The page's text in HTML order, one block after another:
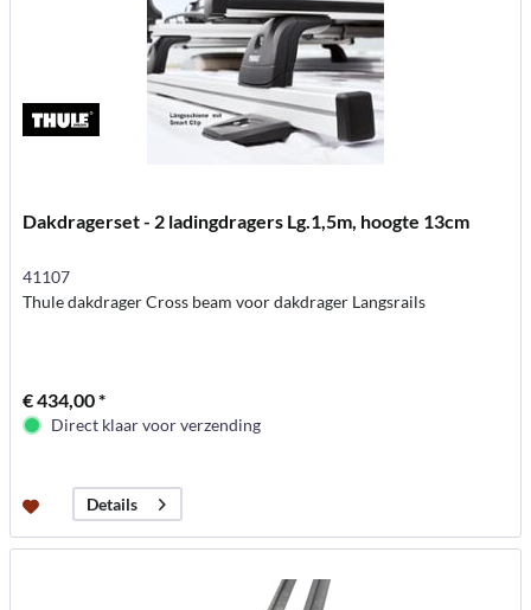
Dakdragerset - 2 ladingdragers Lg.1,5m, hoogte 13cm
41107
Thule dakdrager Cross beam voor dakdrager Langsrails
€ 434,00 *
Direct klaar voor verzending
Details